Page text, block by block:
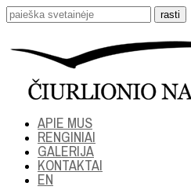
APIE MUS
RENGINIAI
GALERIJA
KONTAKTAI
EN